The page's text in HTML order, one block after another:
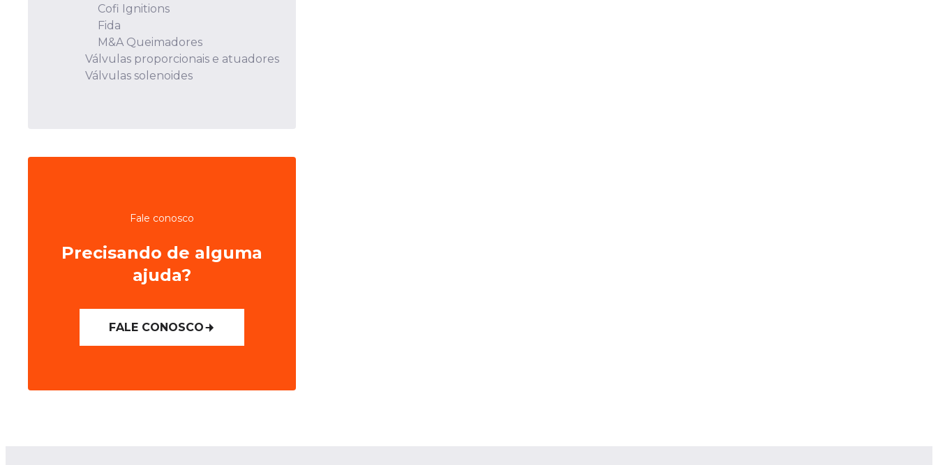
Cofi Ignitions
Fida
M&A Queimadores
Válvulas proporcionais e atuadores
Válvulas solenoides
Fale conosco
Precisando de alguma
ajuda?
FALE CONOSCO